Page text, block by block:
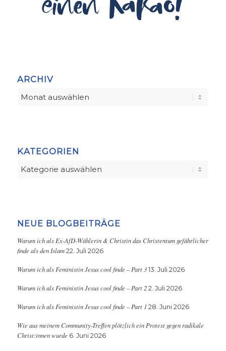
ARCHIV
KATEGORIEN
Kategorien
NEUE BLOGBEITRÄGE
Warum ich als Ex-AfD-Wählerin & Christin das Christentum gefährlicher
finde als den Islam 22. Juli 2026
Warum ich als Feministin Jesus cool finde – Part 3 13. Juli 2026
Warum ich als Feministin Jesus cool finde – Part 2 2. Juli 2026
Warum ich als Feministin Jesus cool finde – Part 1 28. Juni 2026
Wie aus meinem Community-Treffen plötzlich ein Protest gegen radikale
Christ:innen wurde 6. Juni 2026